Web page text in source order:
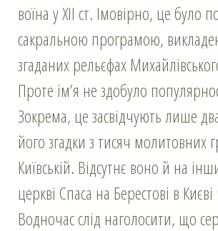
воїна у ХІІ ст. Імовірно, це було
сакральною програмою,
згаданих рельєфах
Проте ім’я не здобуло
Зокрема, це засвідчують лише
його згадки з тисяч молитовних
Київській. Відсутнє воно й на
церкві Спаса на Берестові в
Водночас слід наголосити, що